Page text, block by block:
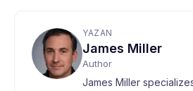
YAZAN
James Miller
Author
James Miller